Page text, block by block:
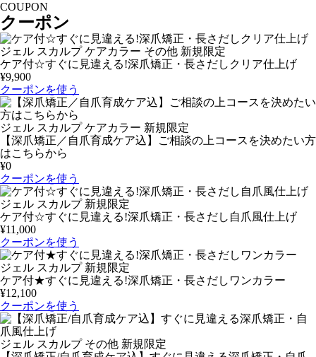
COUPON
クーポン
ジェル スカルプ ケアカラー その他 新規限定
ケア付☆すぐに見違える!深爪矯正・長さだしクリア仕上げ
¥9,900
クーポンを使う
ジェル スカルプ ケアカラー 新規限定
【深爪矯正／自爪育成ケア込】ご相談の上コースを決めたい方
はこちらから
¥0
クーポンを使う
ジェル スカルプ 新規限定
ケア付☆すぐに見違える!深爪矯正・長さだし自爪風仕上げ
¥11,000
クーポンを使う
ジェル スカルプ 新規限定
ケア付★すぐに見違える!深爪矯正・長さだしワンカラー
¥12,100
クーポンを使う
ジェル スカルプ その他 新規限定